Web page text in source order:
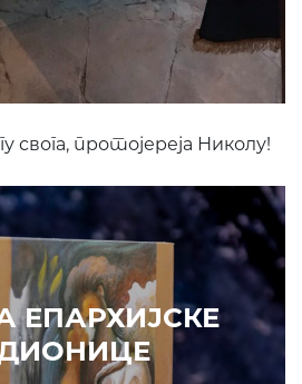
свога, протојереја Николу!
ЕПАРХИЈСКЕ
КУПИТЕ